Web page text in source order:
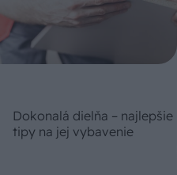
Dokonalá dielňa – najlepšie
tipy na jej vybavenie